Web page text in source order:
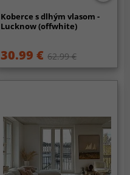
Koberce s dlhým vlasom -
Lucknow (offwhite)
30.99 € 62.99 €